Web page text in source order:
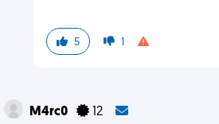
5 1
M4rc0 12